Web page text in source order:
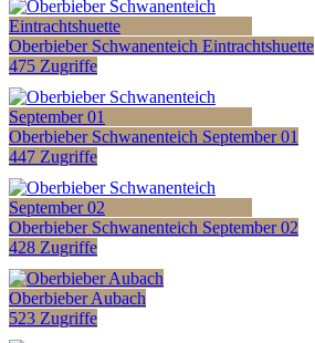
Oberbieber Schwanenteich Eintrachtshuette
475 Zugriffe
Oberbieber Schwanenteich September 01
447 Zugriffe
Oberbieber Schwanenteich September 02
428 Zugriffe
Oberbieber Aubach
523 Zugriffe